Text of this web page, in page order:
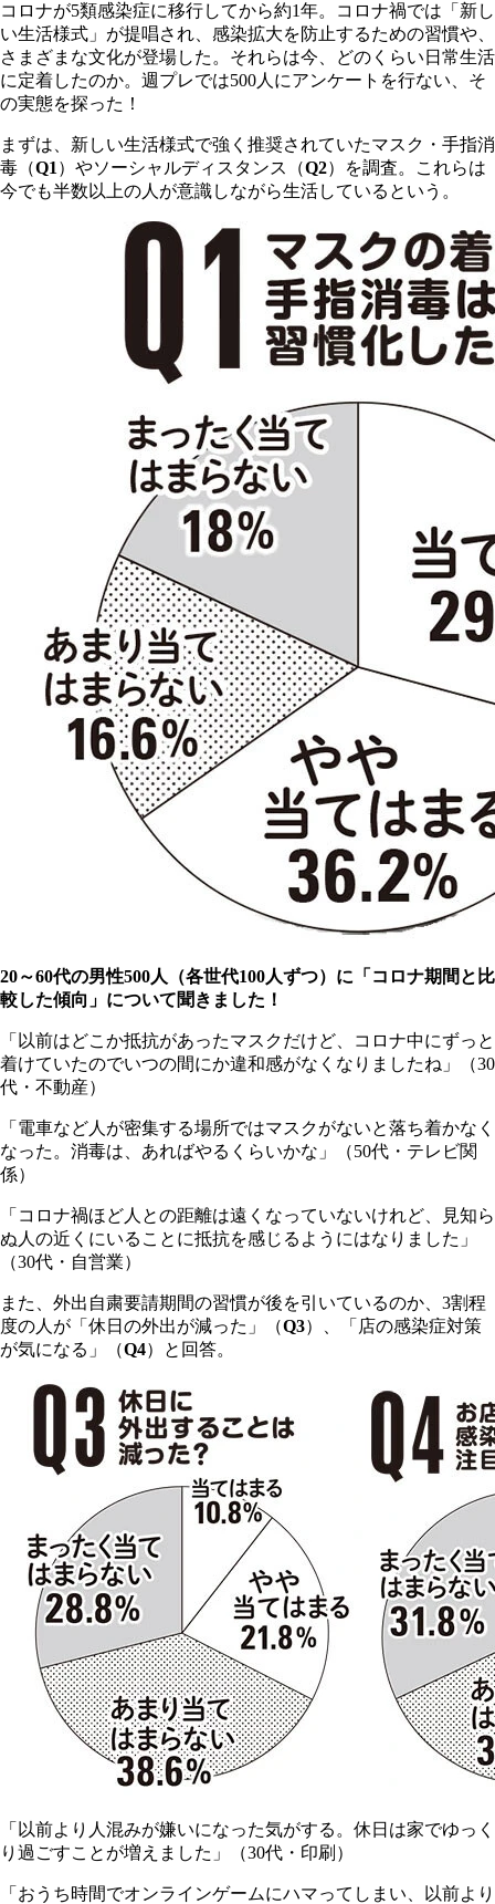
コロナが5類感染症に移行してから約1年。コロナ禍では「新し
い生活様式」が提唱され、感染拡大を防止するための習慣や、
さまざまな文化が登場した。それらは今、どのくらい日常生活
に定着したのか。週プレでは500人にアンケートを行ない、そ
の実態を探った！
まずは、新しい生活様式で強く推奨されていたマスク・手指消
毒（Q1 ）やソーシャルディスタンス（Q2）を調査。これらは
今でも半数以上の人が意識しながら生活しているという。
20～60代の男性500人（各世代100人ずつ）に「コロナ期間と比
較した傾向」について聞きました！
「以前はどこか抵抗があったマスクだけど、コロナ中にずっと
着けていたのでいつの間にか違和感がなくなりましたね」（30
代・不動産）
「電車など人が密集する場所ではマスクがないと落ち着かなく
なった。消毒は、あればやるくらいかな」（50代・テレビ関
係）
「コロナ禍ほど人との距離は遠くなっていないけれど、見知ら
ぬ人の近くにいることに抵抗を感じるようにはなりました」
（30代・自営業）
また、外出自粛要請期間の習慣が後を引いているのか、3割程
度の人が「休日の外出が減った」（Q3）、「店の感染症対策
が気になる」（Q4）と回答。
「以前より人混みが嫌いになった気がする。休日は家でゆっく
り過ごすことが増えました」（30代・印刷）
「おうち時間でオンラインゲームにハマってしまい、以前より